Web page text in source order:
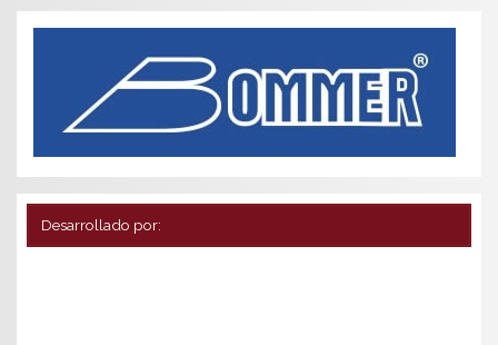
Desarrollado por: